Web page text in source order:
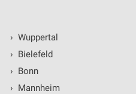
› Wuppertal
› Bielefeld
› Bonn
› Mannheim